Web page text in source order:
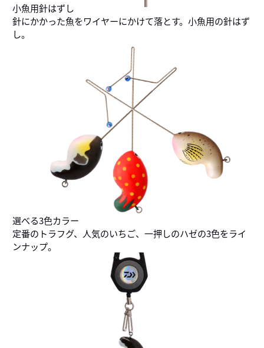
小魚用針はずし
針にかかった魚をワイヤーにかけて落とす。小魚用の針はず
し。
選べる3色カラー
定番のトラフグ、人気のいちご、一押しのハゼの3色をライ
ンナップ。